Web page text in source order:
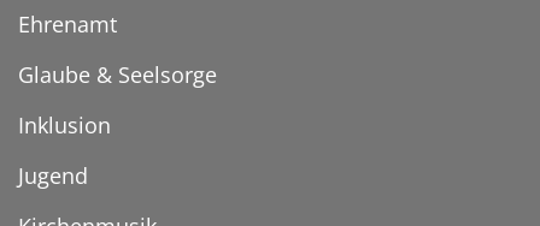
Ehrenamt
Glaube & Seelsorge
Inklusion
Jugend